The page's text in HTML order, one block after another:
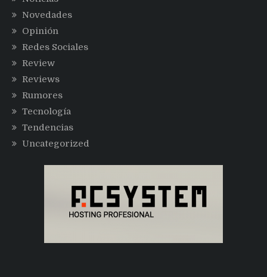
Novedades
Opinión
Redes Sociales
Review
Reviews
Rumores
Tecnología
Tendencias
Uncategorized